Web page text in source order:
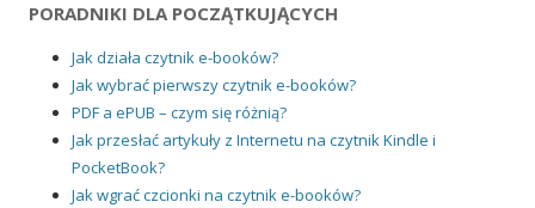
PORADNIKI DLA POCZĄTKUJĄCYCH
Jak działa czytnik e-booków?
Jak wybrać pierwszy czytnik e-booków?
PDF a ePUB – czym się różnią?
Jak przesłać artykuły z Internetu na czytnik Kindle i
PocketBook?
Jak wgrać czcionki na czytnik e-booków?